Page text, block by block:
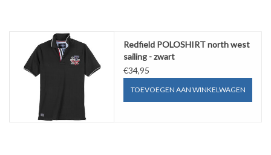
Redfield POLOSHIRT north west
sailing - zwart
€34,95
TOEVOEGEN AAN WINKELWAGEN